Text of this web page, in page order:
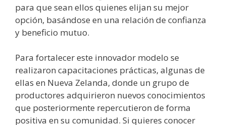
para que sean ellos quienes elijan su mejor
opción, basándose en una relación de confianza
y beneficio mutuo.
Para fortalecer este innovador modelo se
realizaron capacitaciones prácticas, algunas de
ellas en Nueva Zelanda, donde un grupo de
productores adquirieron nuevos conocimientos
que posteriormente repercutieron de forma
positiva en su comunidad. Si quieres conocer